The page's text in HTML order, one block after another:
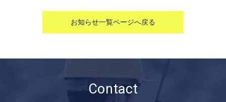
お知らせ一覧ページへ戻る
Contact